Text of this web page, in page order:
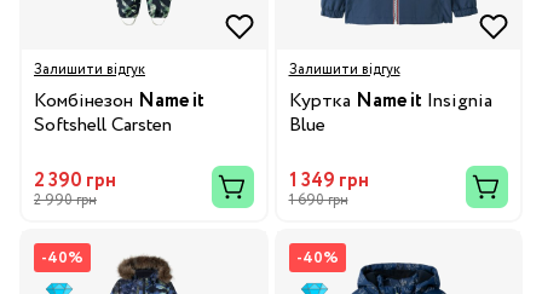
Залишити відгук
Комбінезон Name it
Softshell Carsten
2 390 грн
2 990 грн
Залишити відгук
Куртка Name it Insignia
Blue
1 349 грн
1 690 грн
-40% -40%